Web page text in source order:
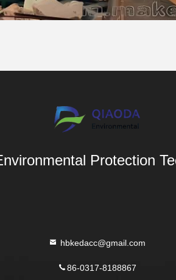
Protection
hbkedacc@gmail.com
86-0317-8188867